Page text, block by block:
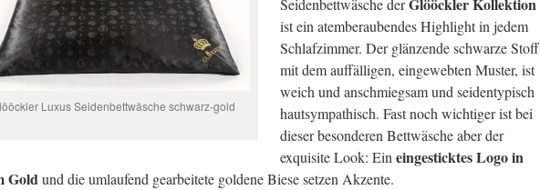
Luxus Seidenbettwäsche schwarz-gold
Seidenbettwäsche der
ist ein atemberaubendes Highlight in jedem
Schlafzimmer. Der glänzende schwarze Stoff
mit dem auffälligen, eingewebten Muster, ist
weich und anschmiegsam und seidentypisch
hautsympathisch. Fast noch wichtiger ist bei
dieser besonderen Bettwäsche aber der
exquisite Look: Ein eingesticktes Logo in
Goldund die umlaufend gearbeitete goldene Biese setzen Akzente.